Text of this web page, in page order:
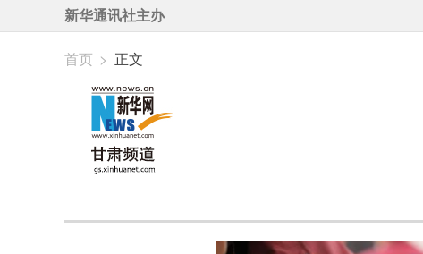
新华通讯社主办
首页 > 正文